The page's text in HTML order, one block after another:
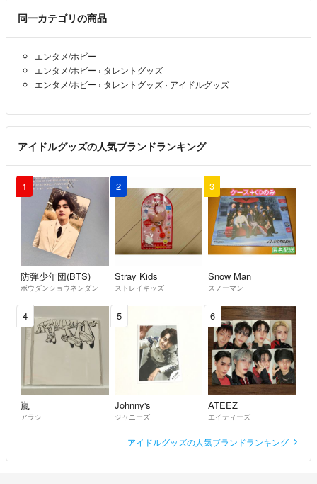
同一カテゴリの商品
エンタメ/ホビー
エンタメ/ホビー › タレントグッズ
エンタメ/ホビー › タレントグッズ › アイドルグッズ
アイドルグッズの人気ブランドランキング
1
防弾少年団(BTS)
ボウダンショウネンダン
2
Stray Kids
ストレイキッズ
3
Snow Man
スノーマン
4
嵐
アラシ
5
Johnny's
ジャニーズ
6
ATEEZ
エイティーズ
アイドルグッズの人気ブランドランキング